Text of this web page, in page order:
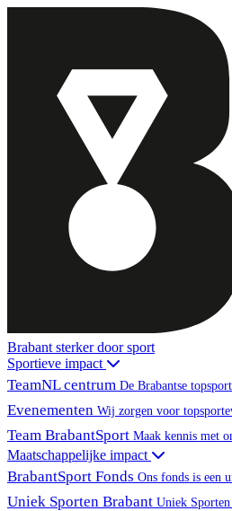
Brabant sterker door sport
Sportieve impact
TeamNL centrum De Brabantse
Evenementen Wij zorgen voor
Team BrabantSport Maak kennis met
Maatschappelijke impact
BrabantSport Fonds Ons fonds is een
Uniek Sporten Brabant Uniek